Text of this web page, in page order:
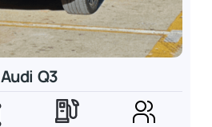
Audi Q3